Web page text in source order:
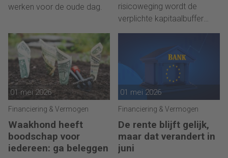
werken voor de oude dag.
risicoweging wordt de
verplichte kapitaalbuffer
01 mei 2026
Financiering & Vermogen
Waakhond heeft
boodschap voor
iedereen: ga beleggen
01 mei 2026
Financiering & Vermogen
De rente blijft gelijk,
maar dat verandert in
juni